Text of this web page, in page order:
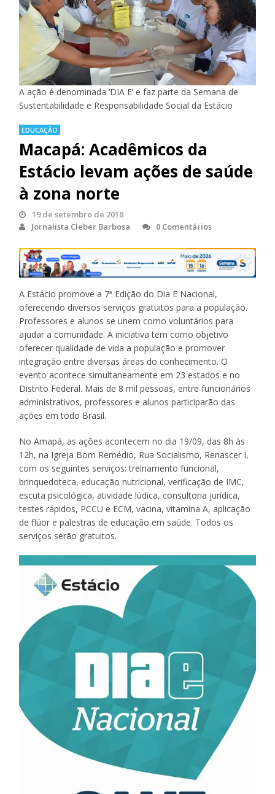
A ação é denominada ‘DIA E’ e faz parte da Semana de
Sustentabilidade e Responsabilidade Social da Estácio
EDUCAÇÃO
Macapá: Acadêmicos da
Estácio levam ações de saúde
à zona norte
19 de setembro de 2018
Jornalista Cleber Barbosa
0 Comentários
A Estácio promove a 7ª Edição do Dia E Nacional,
oferecendo diversos serviços gratuitos para a população.
Professores e alunos se unem como voluntários para
ajudar a comunidade. A iniciativa tem como objetivo
oferecer qualidade de vida a população e promover
integração entre diversas áreas do conhecimento. O
evento acontece simultaneamente em 23 estados e no
Distrito Federal. Mais de 8 mil pessoas, entre funcionários
administrativos, professores e alunos participarão das
ações em todo Brasil.
No Amapá, as ações acontecem no dia 19/09, das 8h às
12h, na Igreja Bom Remédio, Rua Socialismo, Renascer I,
com os seguintes serviços: treinamento funcional,
brinquedoteca, educação nutricional, verificação de IMC,
escuta psicológica, atividade lúdica, consultoria jurídica,
testes rápidos, PCCU e ECM, vacina, vitamina A, aplicação
de flúor e palestras de educação em saúde. Todos os
serviços serão gratuitos.